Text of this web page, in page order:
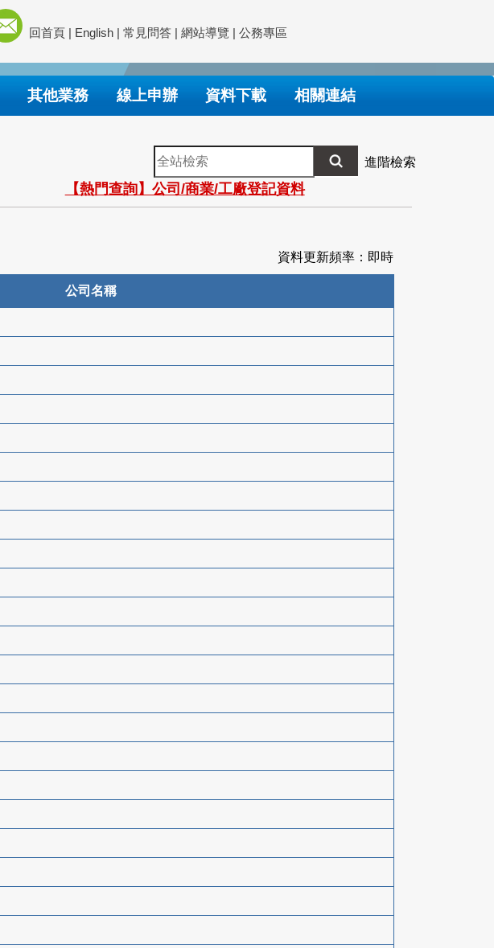
回首頁 | English | 常見問答 | 網站導覽 | 公務專區
其他業務 線上申辦 資料下載 相關連結
全
站
檢
索
進階檢索
【熱門查詢】公司/商業/工廠登記資料
資料更新頻率：即時
公司名稱